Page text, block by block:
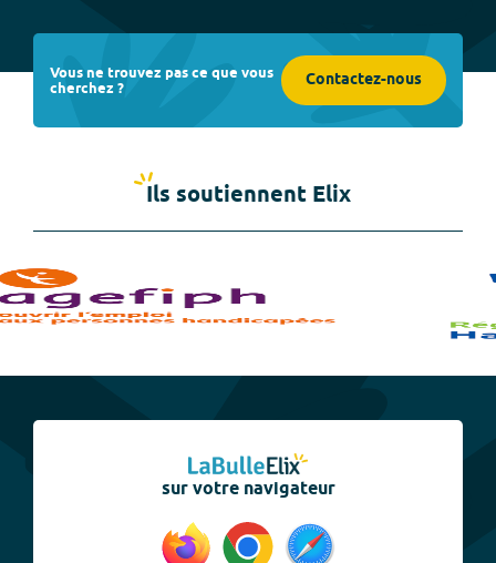
Vous ne trouvez pas ce que vous
cherchez ? Contactez-nous
Ils soutiennent Elix
sur votre navigateur